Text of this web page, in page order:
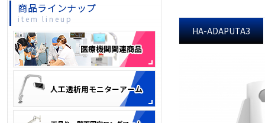
HA-ADAPUTA3
商品ラインナップ
item lineup